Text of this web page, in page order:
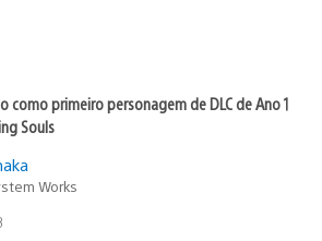
como primeiro personagem de DLC de Ano 1
Souls
Works